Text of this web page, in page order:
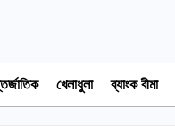
খেলাধুলা ব্যাংক বীমা